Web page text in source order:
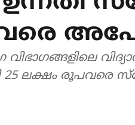
വരെ
വിദ്യാർത്ഥികൾക്ക്
25 ലക്ഷം രൂപവരെ